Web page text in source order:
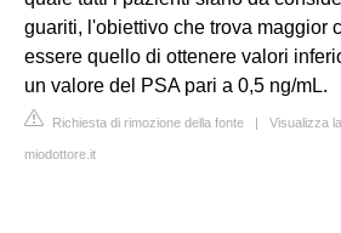
guariti, l'obiettivo che trova maggior
essere quello di ottenere valori
un valore del PSA pari a 0,5 ng/mL.
Richiesta di rimozione della fonte | Visualizza
miodottore.it